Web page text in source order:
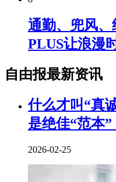
通勤、兜风
PLUS让浪漫
自由报最新资讯
什么才叫“真
是绝佳“范本”
2026-02-25